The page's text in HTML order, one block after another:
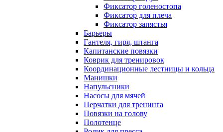
Фиксатор голеностопа
Фиксатор для плеча
Фиксатор запястья
Барьеры
Гантеля, гиря, штанга
Капитанские повязки
Коврик для тренировок
Координационные лестницы и кольца
Манишки
Напульсники
Насосы для мячей
Перчатки для тренинга
Повязки на голову
Полотенце